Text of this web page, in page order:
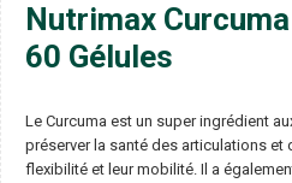
Nutrimax
60 Gélules
Le Curcuma est un super ingrédient
préserver la santé des articulations et
flexibilité et leur mobilité. Il a